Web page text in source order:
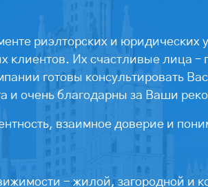
риэлторских и юридических
Их счастливые лица –
готовы консультировать
и очень благодарны за Ваши
взаимное доверие и
- жилой, загородной и